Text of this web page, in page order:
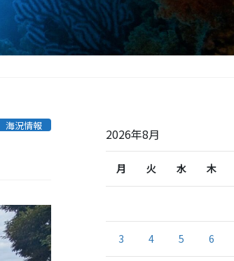
海況情報
2026年8月
月 火 水 木
3 4 5 6